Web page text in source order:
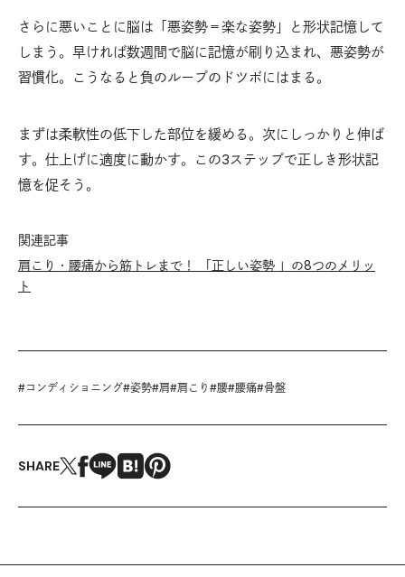
さらに悪いことに脳は「悪姿勢＝楽な姿勢」と形状記憶して
しまう。早ければ数週間で脳に記憶が刷り込まれ、悪姿勢が
習慣化。こうなると負のループのドツボにはまる。
まずは柔軟性の低下した部位を緩める。次にしっかりと伸ば
す。仕上げに適度に動かす。この3ステップで正しき形状記
憶を促そう。
関連記事
肩こり・腰痛から筋トレまで！ 「正しい姿勢 」の8つのメリッ
ト
#コンディショニング#姿勢#肩#肩こり #腰#腰痛#骨盤
SHARE